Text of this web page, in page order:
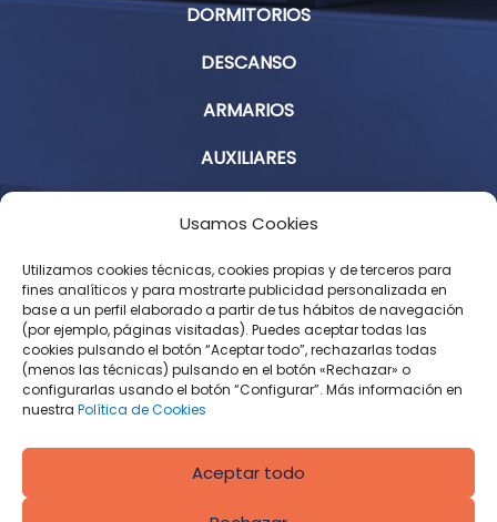
Usamos Cookies
Utilizamos cookies técnicas, cookies propias y de terceros para
fines analíticos y para mostrarte publicidad personalizada en
base a un perfil elaborado a partir de tus hábitos de navegación
(por ejemplo, páginas visitadas). Puedes aceptar todas las
cookies pulsando el botón “Aceptar todo”, rechazarlas todas
(menos las técnicas) pulsando en el botón «Rechazar» o
configurarlas usando el botón “Configurar”. Más información en
nuestra Política de Cookies
Aceptar todo
DORMITORIOS
DESCANSO
ARMARIOS
AUXILIARES
Aviso Legal
Política de Privacidad
Condiciones Generales de Contratación
Política de Cookies
Derecho de desistimiento